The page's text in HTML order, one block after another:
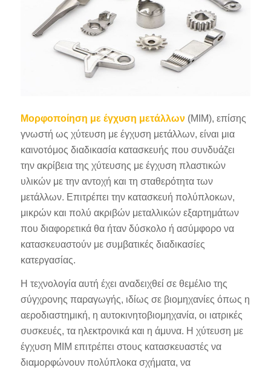
Μορφοποίηση με έγχυση μετάλλων(MIM), επίσης
γνωστή ως χύτευση με έγχυση μετάλλων, είναι μια
καινοτόμος διαδικασία κατασκευής που συνδυάζει
την ακρίβεια της χύτευσης με έγχυση πλαστικών
υλικών με την αντοχή και τη σταθερότητα των
μετάλλων. Επιτρέπει την κατασκευή πολύπλοκων,
μικρών και πολύ ακριβών μεταλλικών εξαρτημάτων
που διαφορετικά θα ήταν δύσκολο ή ασύμφορο να
κατασκευαστούν με συμβατικές διαδικασίες
κατεργασίας.
Η τεχνολογία αυτή έχει αναδειχθεί σε θεμέλιο της
σύγχρονης παραγωγής, ιδίως σε βιομηχανίες όπως η
αεροδιαστημική, η αυτοκινητοβιομηχανία, οι ιατρικές
συσκευές, τα ηλεκτρονικά και η άμυνα. Η χύτευση με
έγχυση MIM επιτρέπει στους κατασκευαστές να
διαμορφώνουν πολύπλοκα σχήματα, να